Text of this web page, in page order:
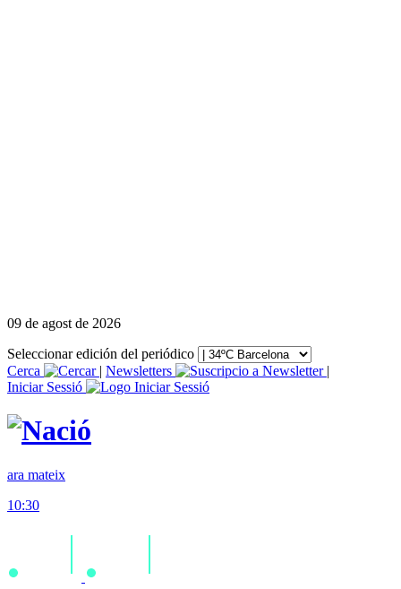
09 de agost de 2026
Seleccionar edición del periódico
Cerca
| Newsletters
|
Iniciar Sessió
ara mateix
10:30